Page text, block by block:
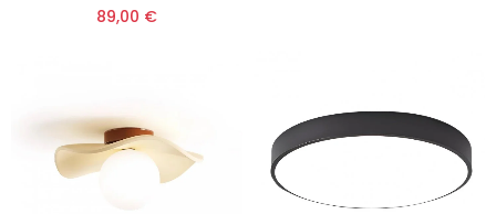
89,00 €